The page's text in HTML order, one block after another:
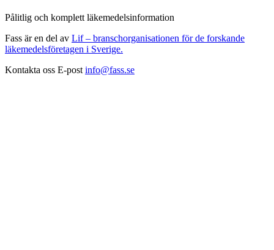
Pålitlig och komplett läkemedelsinformation
Fass är en del av Lif – branschorganisationen för de forskande
läkemedelsföretagen i Sverige.
Kontakta oss E-post info@fass.se